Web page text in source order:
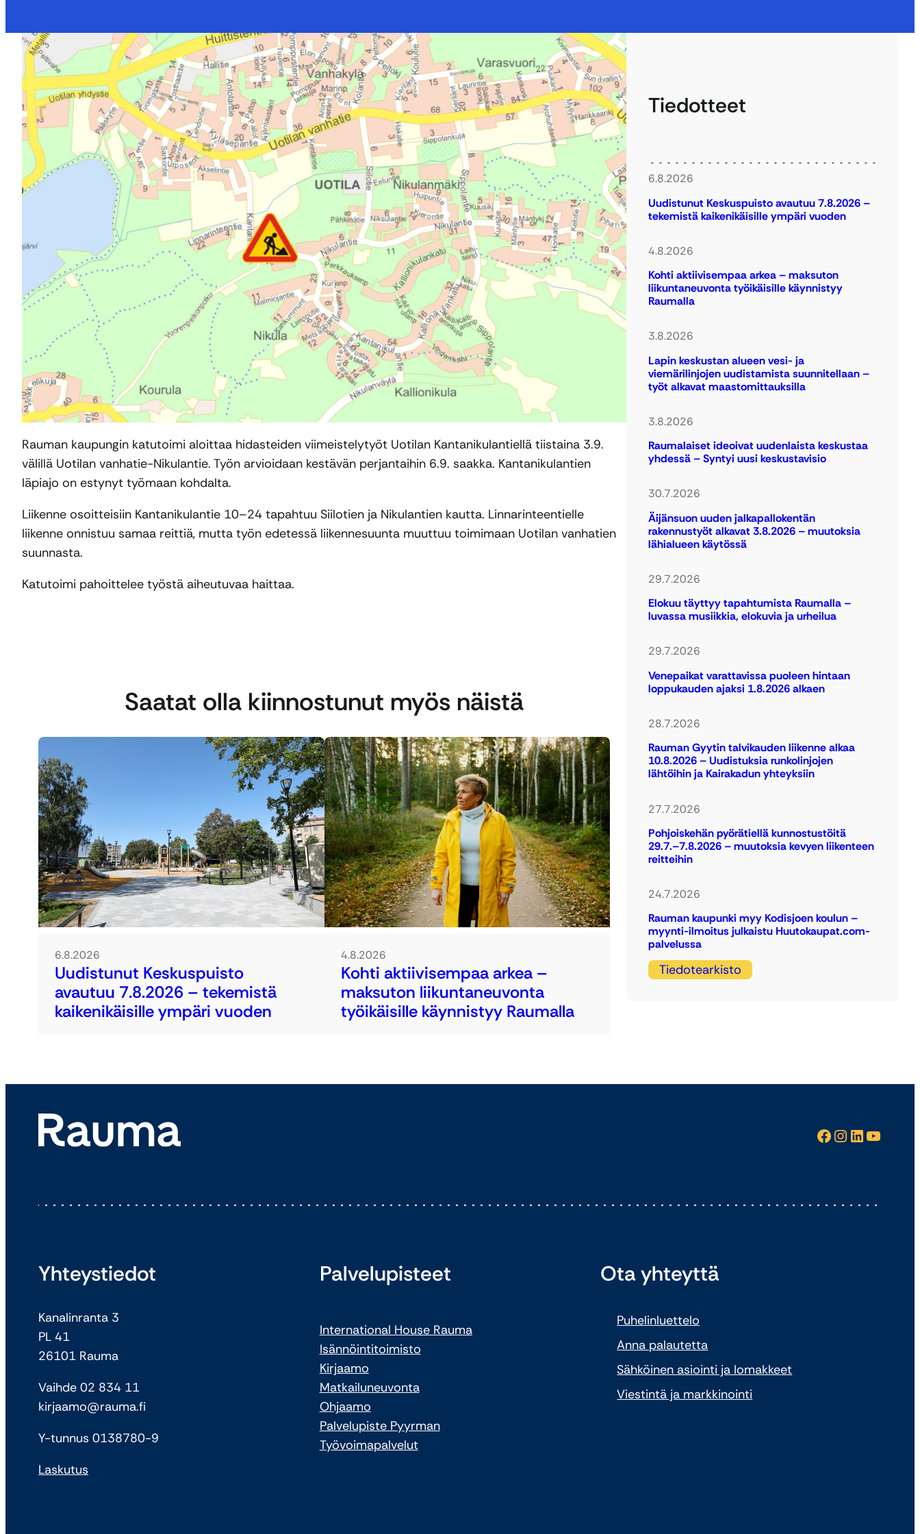
Rauman kaupungin katutoimi aloittaa hidasteiden viimeistelytyöt Uotilan Kantanikulantiellä tiistaina 3.9.
välillä Uotilan vanhatie-Nikulantie. Työn arvioidaan kestävän perjantaihin 6.9. saakka. Kantanikulantien
läpiajo on estynyt työmaan kohdalta.
Liikenne osoitteisiin Kantanikulantie 10–24 tapahtuu Siilotien ja Nikulantien kautta. Linnarinteentielle
liikenne onnistuu samaa reittiä, mutta työn edetessä liikennesuunta muuttuu toimimaan Uotilan vanhatien
suunnasta.
Katutoimi pahoittelee työstä aiheutuvaa haittaa.
Saatat olla kiinnostunut myös näistä
6.8.2026
Uudistunut Keskuspuisto
avautuu 7.8.2026 – tekemistä
kaikenikäisille ympäri vuoden
4.8.2026
Kohti aktiivisempaa arkea –
maksuton liikuntaneuvonta
työikäisille käynnistyy Raumalla
Tiedotteet
6.8.2026
Uudistunut Keskuspuisto avautuu 7.8.2026 –
tekemistä kaikenikäisille ympäri vuoden
4.8.2026
Kohti aktiivisempaa arkea – maksuton
liikuntaneuvonta työikäisille käynnistyy
Raumalla
3.8.2026
Lapin keskustan alueen vesi- ja
viemärilinjojen uudistamista suunnitellaan –
työt alkavat maastomittauksilla
3.8.2026
Raumalaiset ideoivat uudenlaista keskustaa
yhdessä – Syntyi uusi keskustavisio
30.7.2026
Äijänsuon uuden jalkapallokentän
rakennustyöt alkavat 3.8.2026 – muutoksia
lähialueen käytössä
29.7.2026
Elokuu täyttyy tapahtumista Raumalla –
luvassa musiikkia, elokuvia ja urheilua
29.7.2026
Venepaikat varattavissa puoleen hintaan
loppukauden ajaksi 1.8.2026 alkaen
28.7.2026
Rauman Gyytin talvikauden liikenne alkaa
10.8.2026 – Uudistuksia runkolinjojen
lähtöihin ja Kairakadun yhteyksiin
27.7.2026
Pohjoiskehän pyörätiellä kunnostustöitä
29.7.–7.8.2026 – muutoksia kevyen liikenteen
reitteihin
24.7.2026
Rauman kaupunki myy Kodisjoen koulun –
myynti-ilmoitus julkaistu Huutokaupat.com-
palvelussa
Tiedotearkisto
Facebook InstagramLinkedIn YouTube
Yhteystiedot
Kanalinranta 3
PL 41
26101 Rauma
Vaihde 02 834 11
kirjaamo@rauma.fi
Y-tunnus 0138780-9
Laskutus
Palvelupisteet
International House Rauma
Isännöintitoimisto
Kirjaamo
Matkailuneuvonta
Ohjaamo
Palvelupiste Pyyrman
Työvoimapalvelut
Ota yhteyttä
Puhelinluettelo
Anna palautetta
Sähköinen asiointi ja lomakkeet
Viestintä ja markkinointi